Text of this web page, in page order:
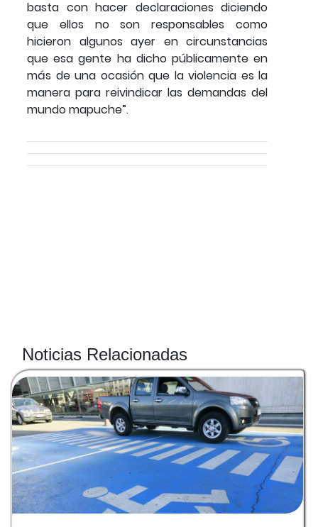
basta con hacer declaraciones diciendo
que ellos no son responsables como
hicieron algunos ayer en circunstancias
que esa gente ha dicho públicamente en
más de una ocasión que la violencia es la
manera para reivindicar las demandas del
mundo mapuche”.
Noticias Relacionadas